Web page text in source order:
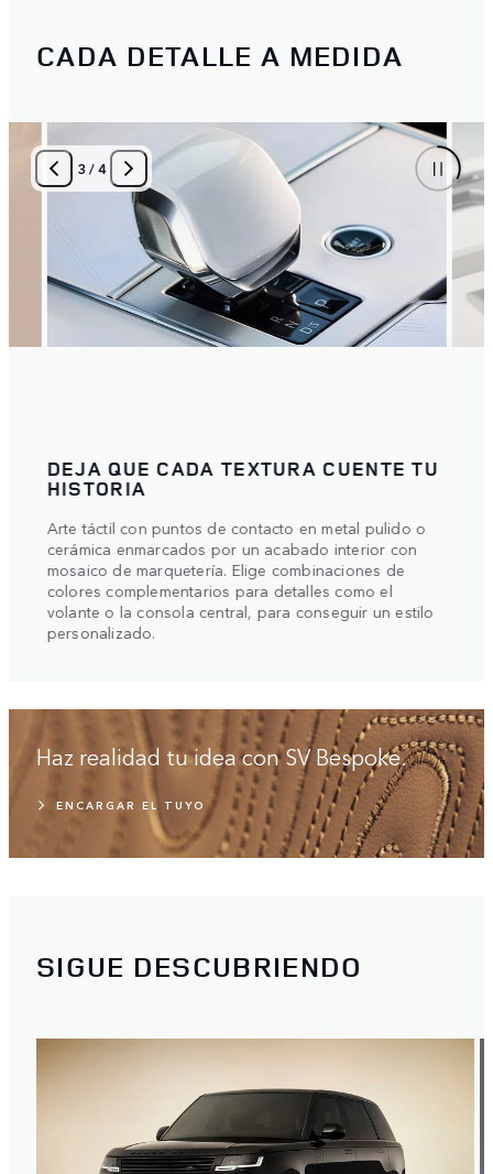
CADA DETALLE A MEDIDA
3 /4
DEJA QUE CADA TEXTURA CUENTE TU
HISTORIA
Arte táctil con puntos de contacto en metal pulido o
cerámica enmarcados por un acabado interior con
mosaico de marquetería. Elige combinaciones de
colores complementarios para detalles como el
volante o la consola central, para conseguir un estilo
personalizado.
Haz realidad tu idea con SV Bespoke.
ENCARGAR EL TUYO
SIGUE DESCUBRIENDO